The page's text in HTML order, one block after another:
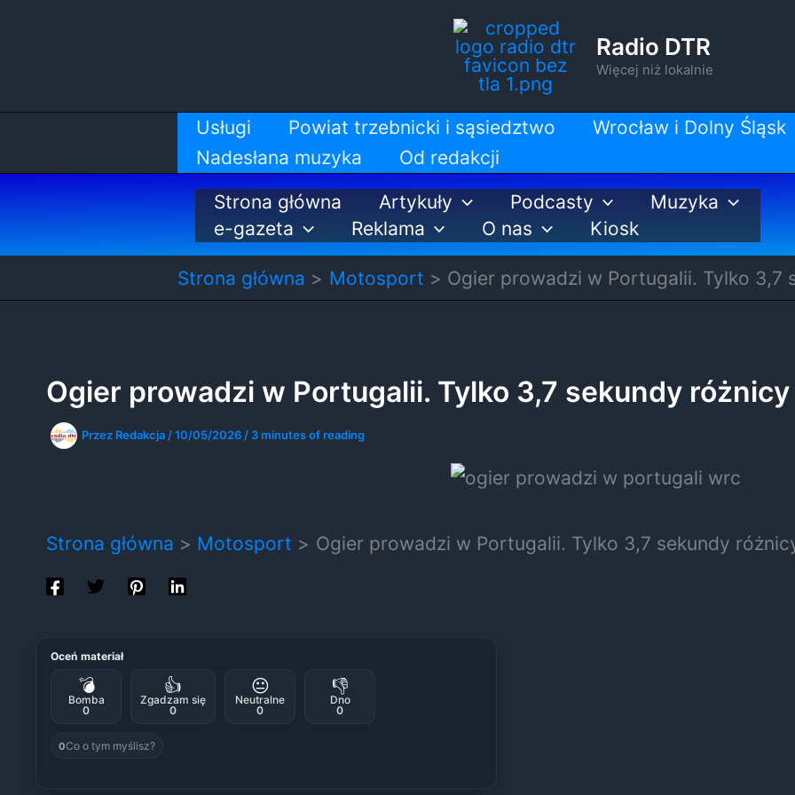
Radio DTR
Więcej niż lokalnie
Usługi Powiat trzebnicki i sąsiedztwo
Wrocław i Dolny Śląsk
Nadesłana muzyka
Od redakcji
Strona główna
Artykuły Podcasty
Muzyka
e-gazeta
Reklama O nas Kiosk
Strona główna Motosport Ogier prowadzi w Portugalii. Tylko 3,7
Ogier prowadzi w Portugalii. Tylko 3,7 sekundy różnicy
Przez Redakcja /10/05/2026 / 3 minutes of reading
Strona główna Motosport Ogier prowadzi w Portugalii. Tylko 3,7 sekundy
Oceń materiał
💣
Bomba
0
👍
Zgadzam się
0
😐
Neutralne
0
👎
Dno
0
0Co o tym myślisz?